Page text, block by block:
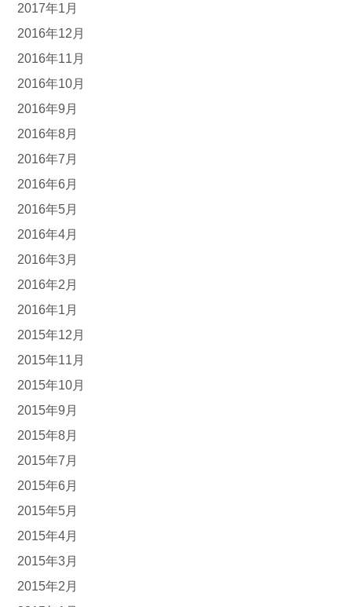
2017年1月
2016年12月
2016年11月
2016年10月
2016年9月
2016年8月
2016年7月
2016年6月
2016年5月
2016年4月
2016年3月
2016年2月
2016年1月
2015年12月
2015年11月
2015年10月
2015年9月
2015年8月
2015年7月
2015年6月
2015年5月
2015年4月
2015年3月
2015年2月